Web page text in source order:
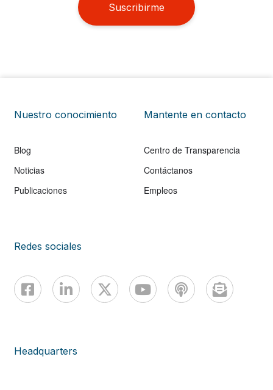
Suscribirme
Nuestro conocimiento
Blog
Noticias
Publicaciones
Mantente en contacto
Centro de Transparencia
Contáctanos
Empleos
Redes sociales
Headquarters